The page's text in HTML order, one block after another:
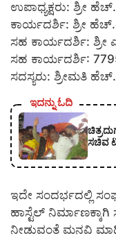
ಉಪಾಧ್ಯಕ್ಷರು: ಶ್ರೀ
ಕಾರ್ಯದರ್ಶಿ: ಶ್ರೀ
ಸಹ ಕಾರ್ಯದರ್ಶಿ: ಶ್ರೀ
ಸಹ ಕಾರ್ಯದರ್ಶಿ:
ಸದಸ್ಯರು: ಶ್ರೀಮತಿ
ಇದನ್ನು ಓದಿ
ಸಚಿವ
ಇದೇ ಸಂದರ್ಭದಲ್ಲಿ
ಹಾಸ್ಟೆಲ್‌
ನೀಡುವಂತೆ ಮನವಿ